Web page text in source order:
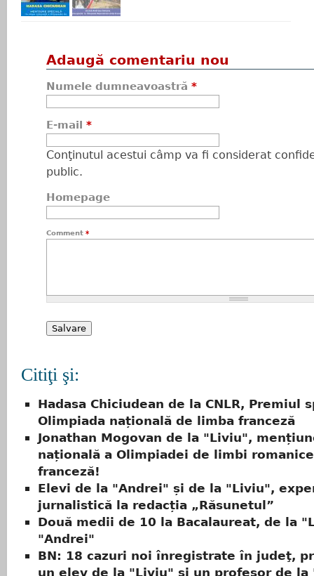
Adaugă comentariu nou
Numele dumneavoastră *
E-mail *
Conţinutul acestui câmp va fi considerat
public.
Homepage
Comment *
Citiţi şi:
Hadasa Chiciudean de la CNLR, Premiul
Olimpiada națională de limba franceză
Jonathan Mogovan de la "Liviu",
națională a Olimpiadei de limbi
franceză!
Elevi de la "Andrei" și de la "Liviu",
jurnalistică la redacția „Răsunetul”
Două medii de 10 la Bacalaureat, de la
"Andrei"
BN: 18 cazuri noi înregistrate în judeţ,
un elev de la "Liviu" şi un profesor de la